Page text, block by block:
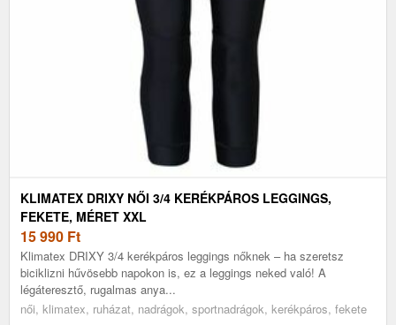
KLIMATEX DRIXY NŐI 3/4 KERÉKPÁROS LEGGINGS,
FEKETE, MÉRET XXL
15 990 Ft
Klimatex DRIXY 3/4 kerékpáros leggings nőknek – ha szeretsz
biciklizni hűvösebb napokon is, ez a leggings neked való! A
légáteresztő, rugalmas anya...
női, klimatex, ruházat, nadrágok, sportnadrágok, kerékpáros, fekete